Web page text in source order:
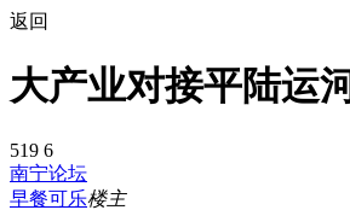
返回
大产业对接平陆运
519 6
南宁论坛
早餐可乐楼主